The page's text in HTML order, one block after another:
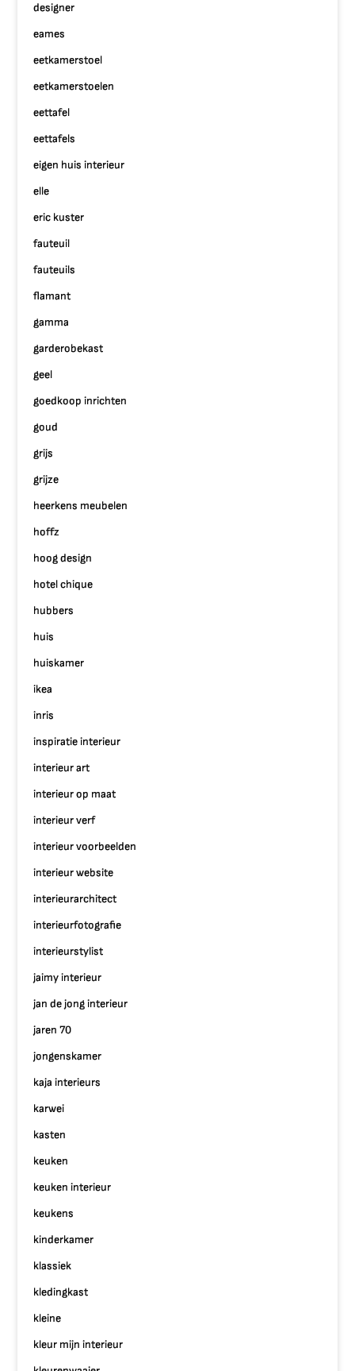
designer
eames
eetkamerstoel
eetkamerstoelen
eettafel
eettafels
eigen huis interieur
elle
eric kuster
fauteuil
fauteuils
flamant
gamma
garderobekast
geel
goedkoop inrichten
goud
grijs
grijze
heerkens meubelen
hoffz
hoog design
hotel chique
hubbers
huis
huiskamer
ikea
inris
inspiratie interieur
interieur art
interieur op maat
interieur verf
interieur voorbeelden
interieur website
interieurarchitect
interieurfotografie
interieurstylist
jaimy interieur
jan de jong interieur
jaren 70
jongenskamer
kaja interieurs
karwei
kasten
keuken
keuken interieur
keukens
kinderkamer
klassiek
kledingkast
kleine
kleur mijn interieur